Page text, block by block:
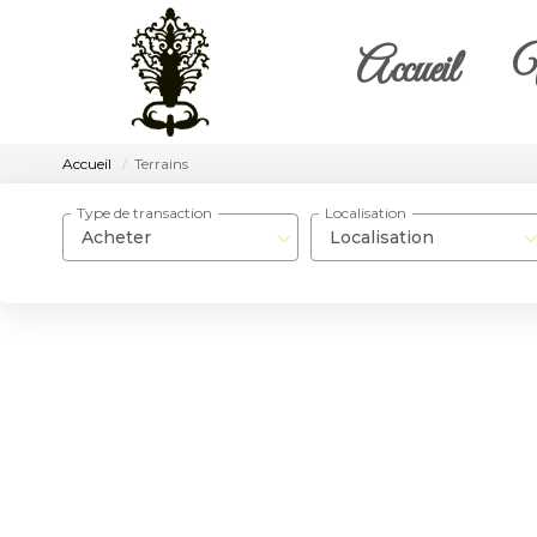
Accueil
Accueil Terrains
Acheter
Type de transaction
Localisation
Localisation